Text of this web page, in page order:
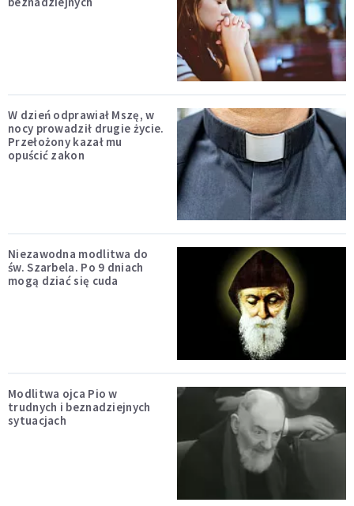
W dzień odprawiał Mszę, w
nocy prowadził drugie życie.
Przełożony kazał mu
opuścić zakon
Niezawodna modlitwa do
św. Szarbela. Po 9 dniach
mogą dziać się cuda
Modlitwa ojca Pio w
trudnych i beznadziejnych
sytuacjach